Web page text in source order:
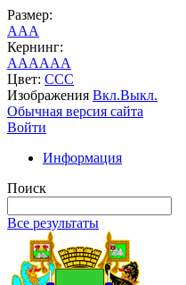
Размер:
AAA
Кернинг:
AAAAAA
Цвет: CCC
Изображения Вкл.Выкл.
Обычная версия сайта
Войти
Информация
Поиск
Все результаты